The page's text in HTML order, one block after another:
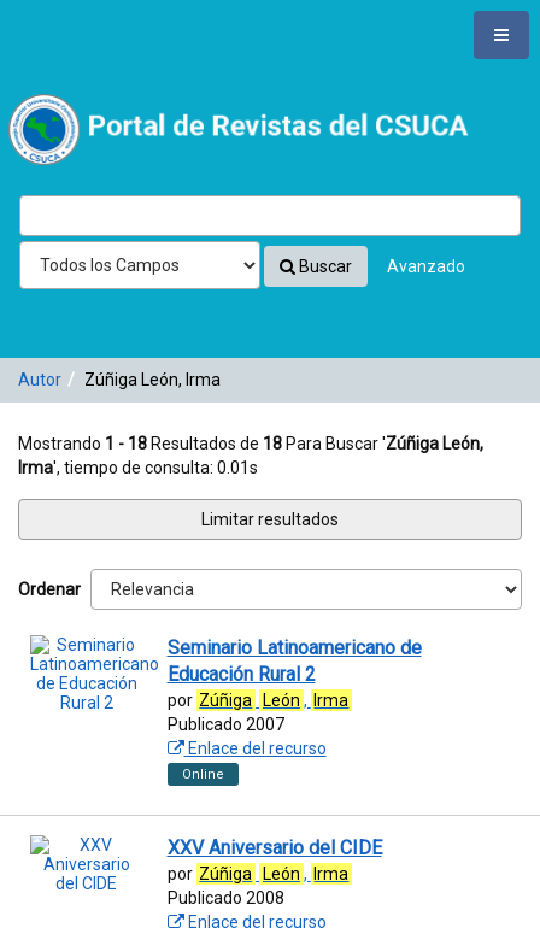
Zúñiga León, Irma'
VuFind
Buscar Avanzado
Autor Zúñiga León, Irma
Mostrando 1 - 18 Resultados de 18 Para Buscar 'Zúñiga León,
Irma', tiempo de consulta: 0.01s
Limitar resultados
Ordenar
Seminario Latinoamericano de
Educación Rural 2
por Zúñiga León , Irma
Publicado 2007
Enlace del recurso
Online
XXV Aniversario del CIDE
por Zúñiga León , Irma
Publicado 2008
Enlace del recurso